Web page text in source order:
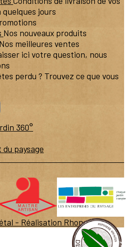
jours
Nos nouveaux produits
Nos meilleures ventes
ici votre question, nous
perdu ? Trouvez ce que vous
360°
paysage
- Réalisation Rhonalpcom